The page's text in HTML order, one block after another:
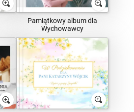
Pamiątkowy album dla
Wychowawcy